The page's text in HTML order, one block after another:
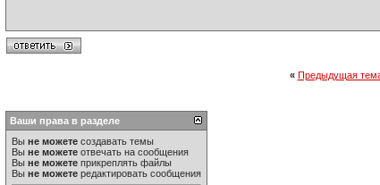
« Предыдущая
Ваши права в разделе
Вы не можете создавать темы
Вы не можете отвечать на сообщения
Вы не можете прикреплять файлы
Вы не можете редактировать сообщения